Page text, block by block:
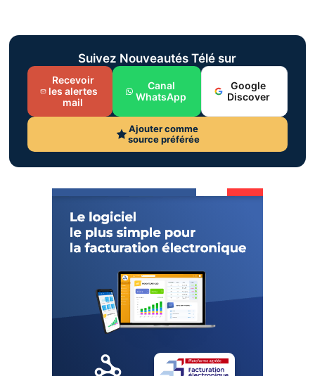
Suivez Nouveautés Télé sur
Recevoir
les alertes
mail
Canal
WhatsApp
Google
Discover
Ajouter comme
source préférée